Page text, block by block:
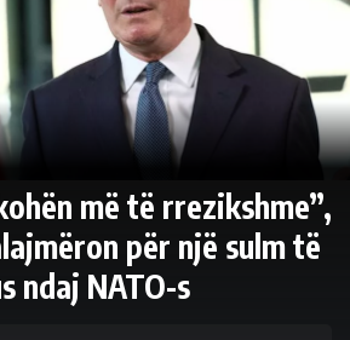
më të rrezikshme”,
për një sulm të
ndaj NATO-s